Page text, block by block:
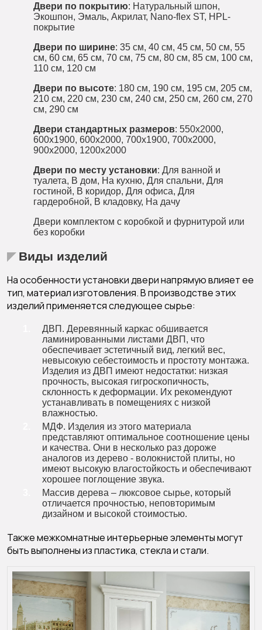
Двери по покрытию: Натуральный шпон,
Экошпон, Эмаль, Акрилат, Nano-flex ST, HPL-
покрытие
Двери по ширине: 35 см, 40 см, 45 см, 50 см, 55
см, 60 см, 65 см, 70 см, 75 см, 80 см, 85 см, 100 см,
110 см, 120 см
Двери по высоте: 180 см, 190 см, 195 см, 205 см,
210 см, 220 см, 230 см, 240 см, 250 см, 260 см, 270
см, 290 см
Двери стандартных размеров: 550x2000,
600x1900, 600x2000, 700x1900, 700x2000,
900x2000, 1200x2000
Двери по месту установки: Для ванной и
туалета, В дом, На кухню, Для спальни, Для
гостиной, В коридор, Для офиса, Для
гардеробной, В кладовку, На дачу
Двери комплектом с коробкой и фурнитурой или
без коробки
Виды изделий
На особенности установки двери напрямую влияет ее
тип, материал изготовления. В производстве этих
изделий применяется следующее сырье:
ДВП. Деревянный каркас обшивается
ламинированными листами ДВП, что
обеспечивает эстетичный вид, легкий вес,
невысокую себестоимость и простоту монтажа.
Изделия из ДВП имеют недостатки: низкая
прочность, высокая гигроскопичность,
склонность к деформации. Их рекомендуют
устанавливать в помещениях с низкой
влажностью.
МДФ. Изделия из этого материала
представляют оптимальное соотношение цены
и качества. Они в несколько раз дороже
аналогов из дерево - волокнистой плиты, но
имеют высокую влагостойкость и обеспечивают
хорошее поглощение звука.
Массив дерева – люксовое сырье, который
отличается прочностью, неповторимым
дизайном и высокой стоимостью.
Также межкомнатные интерьерные элементы могут
быть выполнены из пластика, стекла и стали.